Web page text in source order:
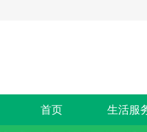
首页 生活服